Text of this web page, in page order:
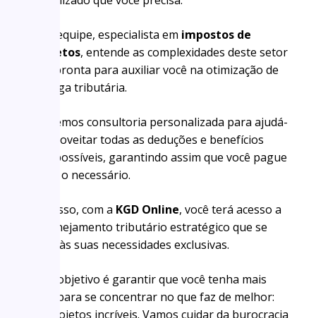
Nossa equipe, especialista em impostos de
arquitetos, entende as complexidades deste setor
e está pronta para auxiliar você na otimização de
sua carga tributária.
Oferecemos consultoria personalizada para ajudá-
lo a aproveitar todas as deduções e benefícios
fiscais possíveis, garantindo assim que você pague
apenas o necessário.
Além disso, com a KGD Online, você terá acesso a
um planejamento tributário estratégico que se
adapta às suas necessidades exclusivas.
Nosso objetivo é garantir que você tenha mais
tempo para se concentrar no que faz de melhor:
criar projetos incríveis. Vamos cuidar da burocracia